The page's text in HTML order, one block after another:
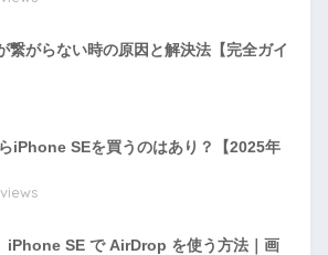
繋がらない時の原因と解決法【完全ガイ
iPhone SEを買うのはあり？【2025年
iPhone SE で AirDrop を使う方法｜画